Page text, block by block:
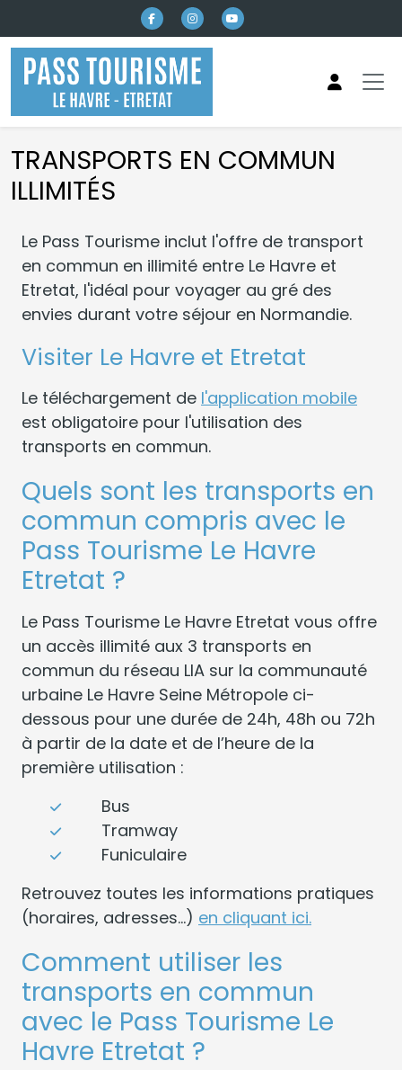
Aller au contenu principal
TRANSPORTS EN COMMUN
ILLIMITÉS
Le Pass Tourisme inclut l'offre de transport
en commun en illimité entre Le Havre et
Etretat, l'idéal pour voyager au gré des
envies durant votre séjour en Normandie.
Visiter Le Havre et Etretat
Le téléchargement de l'application mobile
est obligatoire pour l'utilisation des
transports en commun.
Quels sont les transports en
commun compris avec le
Pass Tourisme Le Havre
Etretat ?
Le Pass Tourisme Le Havre Etretat vous offre
un accès illimité aux 3 transports en
commun du réseau LIA sur la communauté
urbaine Le Havre Seine Métropole ci-
dessous pour une durée de 24h, 48h ou 72h
à partir de la date et de l’heure de la
première utilisation :
Bus
Tramway
Funiculaire
Retrouvez toutes les informations pratiques
(horaires, adresses…) en cliquant ici.
Comment utiliser les
transports en commun
avec le Pass Tourisme Le
Havre Etretat ?